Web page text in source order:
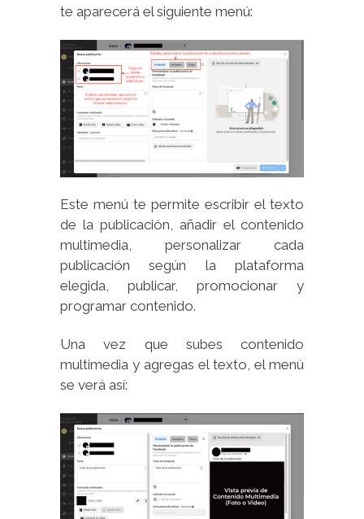
te aparecerá el siguiente menú:
Este menú te permite escribir el texto
de la publicación, añadir el contenido
multimedia, personalizar cada
publicación según la plataforma
elegida, publicar, promocionar y
programar contenido.
Una vez que subes contenido
multimedia y agregas el texto, el menú
se verá así: